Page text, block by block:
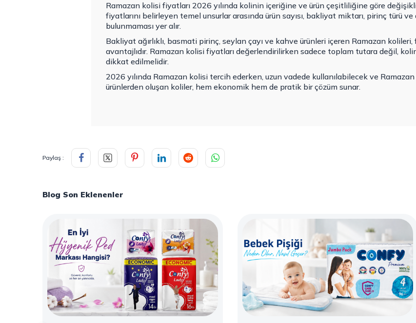
Ramazan kolisi fiyatları 2026 yılında kolinin içeriğine ve ürün çeşitliliğine göre
fiyatlarını belirleyen temel unsurlar arasında ürün sayısı, bakliyat miktarı, pirinç türü
bulunmaması yer alır.
Bakliyat ağırlıklı, basmati pirinç, seylan çayı ve kahve ürünleri içeren Ramazan
avantajlıdır. Ramazan kolisi fiyatları değerlendirilirken sadece toplam tutara değil,
dikkat edilmelidir.
2026 yılında Ramazan kolisi tercih ederken, uzun vadede kullanılabilecek ve
ürünlerden oluşan koliler, hem ekonomik hem de pratik bir çözüm sunar.
Paylaş :
Blog Son Eklenenler